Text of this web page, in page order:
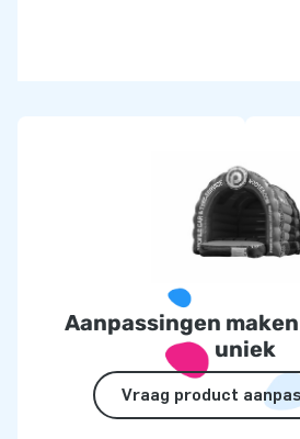
Aanpassingen
uniek
Vraag product